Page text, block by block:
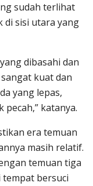
sudah terlihat
di sisi utara yang
dibasahi dan
kuat dan
yang lepas,
katanya.
era temuan
masih relatif.
temuan tiga
tempat bersuci